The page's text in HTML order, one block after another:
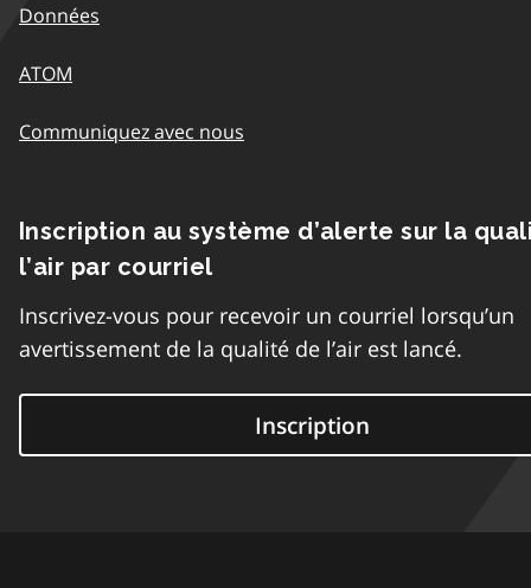
Données
ATOM
Communiquez avec nous
Inscription au système d’alerte sur la
l’air par courriel
Inscrivez-vous pour recevoir un courriel lorsqu’un
avertissement de la qualité de l’air est lancé.
Inscription